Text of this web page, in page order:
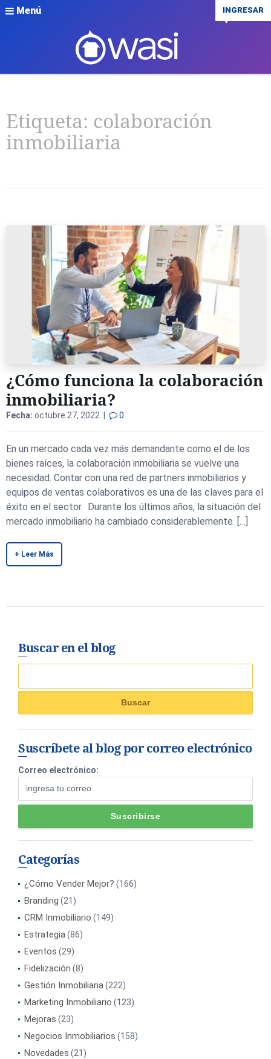
Menú INGRESAR
Etiqueta: colaboración
inmobiliaria
¿Cómo funciona la colaboración
inmobiliaria?
Fecha: octubre 27, 2022 | 0
En un mercado cada vez más demandante como el de los
bienes raíces, la colaboración inmobiliaria se vuelve una
necesidad. Contar con una red de partners inmobiliarios y
equipos de ventas colaborativos es una de las claves para el
éxito en el sector. Durante los últimos años, la situación del
mercado inmobiliario ha cambiado considerablemente. […]
+ Leer Más
Buscar en el blog
Suscríbete al blog por correo electrónico
Correo electrónico:
Categorías
¿Cómo Vender Mejor? (166)
Branding (21)
CRM Inmobiliario (149)
Estrategia(86)
Eventos (29)
Fidelización (8)
Gestión Inmobiliaria(222)
Marketing Inmobiliario (123)
Mejoras (23)
Negocios Inmobiliarios (158)
Novedades (21)